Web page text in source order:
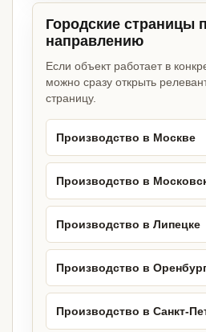
Городские страницы
направлению
Если объект работает в
можно сразу открыть
страницу.
Производство в Москве
Производство в
Производство в Липецке
Производство в
Производство в Санкт-